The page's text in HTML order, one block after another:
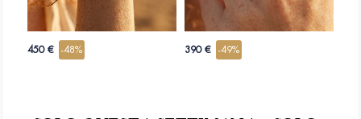
450 € -48% 390 € -49%